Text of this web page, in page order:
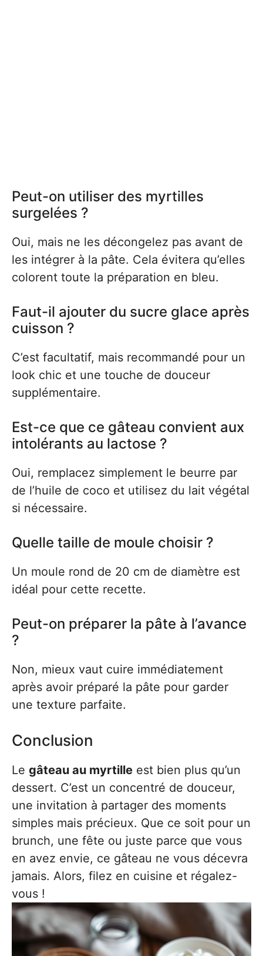
Peut-on utiliser des myrtilles
surgelées ?
Oui, mais ne les décongelez pas avant de
les intégrer à la pâte. Cela évitera qu’elles
colorent toute la préparation en bleu.
Faut-il ajouter du sucre glace après
cuisson ?
C’est facultatif, mais recommandé pour un
look chic et une touche de douceur
supplémentaire.
Est-ce que ce gâteau convient aux
intolérants au lactose ?
Oui, remplacez simplement le beurre par
de l’huile de coco et utilisez du lait végétal
si nécessaire.
Quelle taille de moule choisir ?
Un moule rond de 20 cm de diamètre est
idéal pour cette recette.
Peut-on préparer la pâte à l’avance
?
Non, mieux vaut cuire immédiatement
après avoir préparé la pâte pour garder
une texture parfaite.
Conclusion
Le gâteau au myrtille est bien plus qu’un
dessert. C’est un concentré de douceur,
une invitation à partager des moments
simples mais précieux. Que ce soit pour un
brunch, une fête ou juste parce que vous
en avez envie, ce gâteau ne vous décevra
jamais. Alors, filez en cuisine et régalez-
vous !